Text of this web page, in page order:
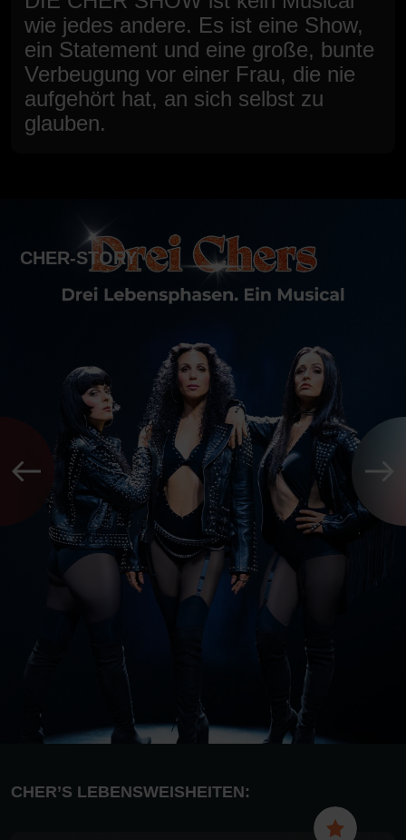
wie jedes andere. Es ist eine Show,
ein Statement und eine große, bunte
Verbeugung vor einer Frau, die nie
aufgehört hat, an sich selbst zu
glauben.
CHER-STORY
CHER’S LEBENSWEISHEITEN: